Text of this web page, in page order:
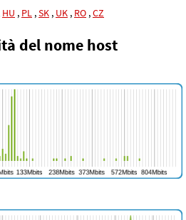
HU , PL ,SK , UK , RO ,CZ
del nome host